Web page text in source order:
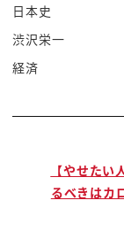
であって良か
うん で趣味が
なんかこう絶
の思うんですよ
早いよ
で調べたら
日本史
渋沢栄一
経済
【やせた
るべきはカ